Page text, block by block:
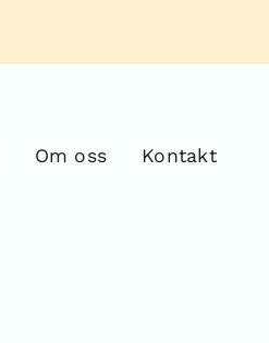
Om oss Kontakt